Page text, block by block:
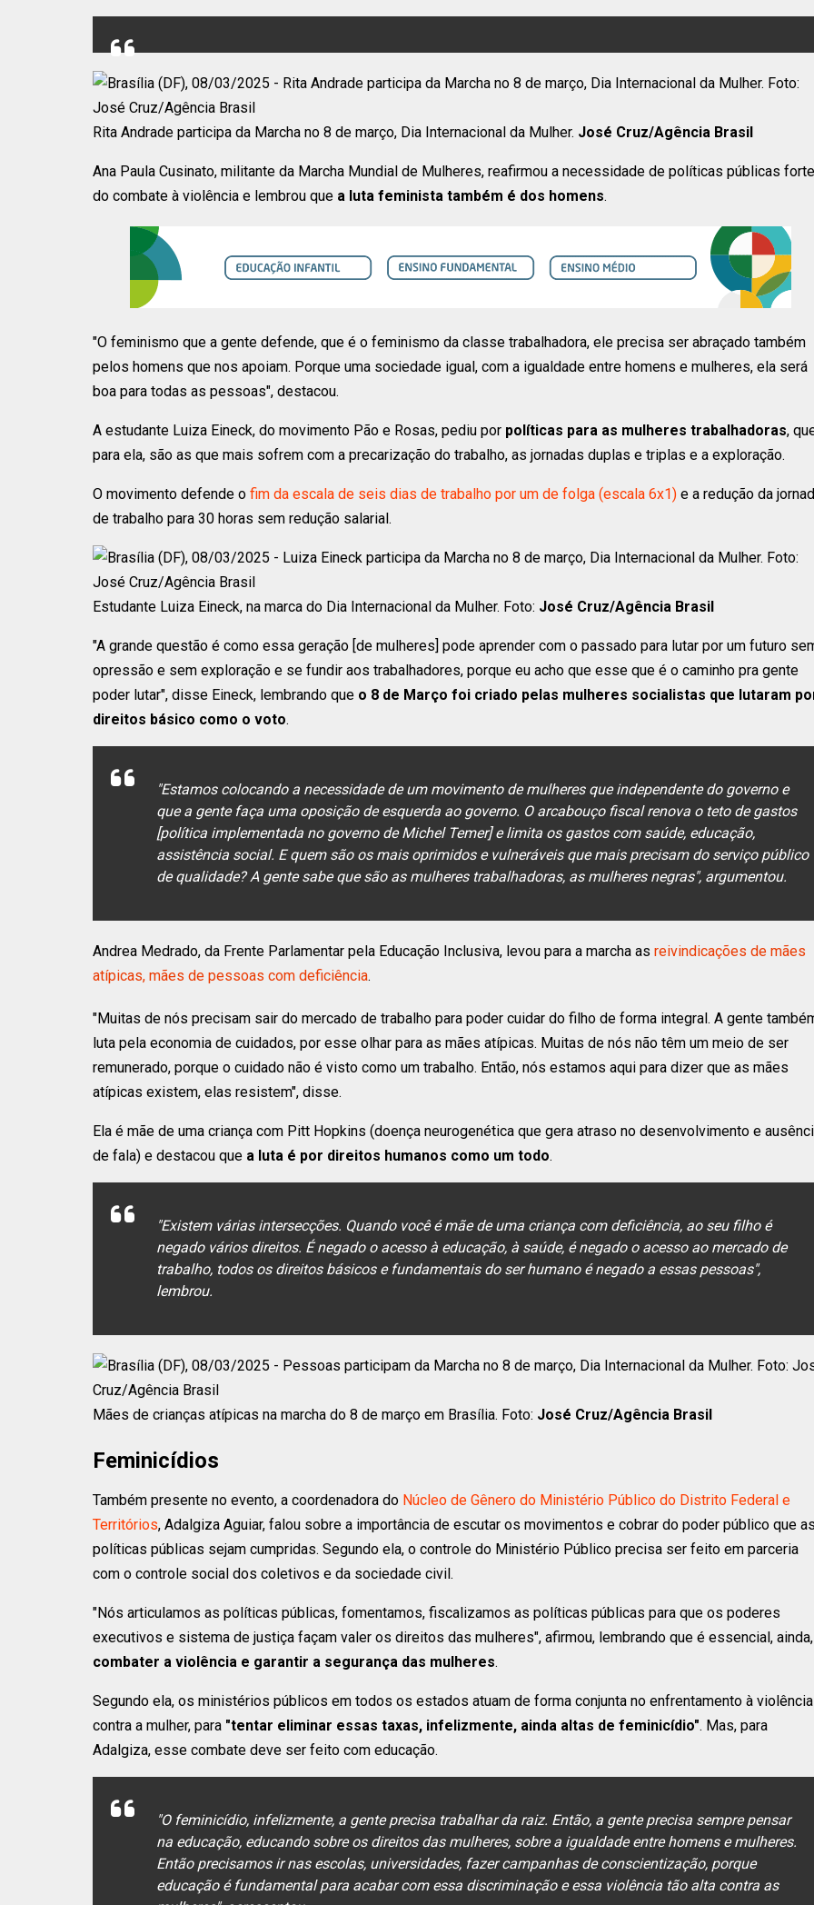
Rita Andrade participa da Marcha no 8 de março, Dia Internacional da Mulher. José Cruz/Agência Brasil
Ana Paula Cusinato, militante da Marcha Mundial de Mulheres, reafirmou a necessidade de políticas públicas
do combate à violência e lembrou que a luta feminista também é dos homens.
"O feminismo que a gente defende, que é o feminismo da classe trabalhadora, ele precisa ser abraçado também
pelos homens que nos apoiam. Porque uma sociedade igual, com a igualdade entre homens e mulheres, ela será
boa para todas as pessoas", destacou.
A estudante Luiza Eineck, do movimento Pão e Rosas, pediu por políticas para as mulheres trabalhadoras,
para ela, são as que mais sofrem com a precarização do trabalho, as jornadas duplas e triplas e a exploração.
O movimento defende o fim da escala de seis dias de trabalho por um de folga (escala 6x1) e a redução da
de trabalho para 30 horas sem redução salarial.
Estudante Luiza Eineck, na marca do Dia Internacional da Mulher. Foto: José Cruz/Agência Brasil
"A grande questão é como essa geração [de mulheres] pode aprender com o passado para lutar por um futuro
opressão e sem exploração e se fundir aos trabalhadores, porque eu acho que esse que é o caminho pra gente
poder lutar", disse Eineck, lembrando que o 8 de Março foi criado pelas mulheres socialistas que lutaram
direitos básico como o voto.
"Estamos colocando a necessidade de um movimento de mulheres que independente do governo e
que a gente faça uma oposição de esquerda ao governo. O arcabouço fiscal renova o teto de gastos
[política implementada no governo de Michel Temer] e limita os gastos com saúde, educação,
assistência social. E quem são os mais oprimidos e vulneráveis que mais precisam do serviço público
de qualidade? A gente sabe que são as mulheres trabalhadoras, as mulheres negras", argumentou.
Andrea Medrado, da Frente Parlamentar pela Educação Inclusiva, levou para a marcha as reivindicações de mães
atípicas, mães de pessoas com deficiência.
"Muitas de nós precisam sair do mercado de trabalho para poder cuidar do filho de forma integral. A gente
luta pela economia de cuidados, por esse olhar para as mães atípicas. Muitas de nós não têm um meio de ser
remunerado, porque o cuidado não é visto como um trabalho. Então, nós estamos aqui para dizer que as mães
atípicas existem, elas resistem", disse.
Ela é mãe de uma criança com Pitt Hopkins (doença neurogenética que gera atraso no desenvolvimento e
de fala) e destacou que a luta é por direitos humanos como um todo.
"Existem várias intersecções. Quando você é mãe de uma criança com deficiência, ao seu filho é
negado vários direitos. É negado o acesso à educação, à saúde, é negado o acesso ao mercado de
trabalho, todos os direitos básicos e fundamentais do ser humano é negado a essas pessoas",
lembrou.
Mães de crianças atípicas na marcha do 8 de março em Brasília. Foto: José Cruz/Agência Brasil
Feminicídios
Também presente no evento, a coordenadora do Núcleo de Gênero do Ministério Público do Distrito Federal e
Territórios, Adalgiza Aguiar, falou sobre a importância de escutar os movimentos e cobrar do poder público que
políticas públicas sejam cumpridas. Segundo ela, o controle do Ministério Público precisa ser feito em parceria
com o controle social dos coletivos e da sociedade civil.
"Nós articulamos as políticas públicas, fomentamos, fiscalizamos as políticas públicas para que os poderes
executivos e sistema de justiça façam valer os direitos das mulheres", afirmou, lembrando que é essencial, ainda,
combater a violência e garantir a segurança das mulheres.
Segundo ela, os ministérios públicos em todos os estados atuam de forma conjunta no enfrentamento à violência
contra a mulher, para "tentar eliminar essas taxas, infelizmente, ainda altas de feminicídio". Mas, para
Adalgiza, esse combate deve ser feito com educação.
"O feminicídio, infelizmente, a gente precisa trabalhar da raiz. Então, a gente precisa sempre pensar
na educação, educando sobre os direitos das mulheres, sobre a igualdade entre homens e mulheres.
Então precisamos ir nas escolas, universidades, fazer campanhas de conscientização, porque
educação é fundamental para acabar com essa discriminação e essa violência tão alta contra as